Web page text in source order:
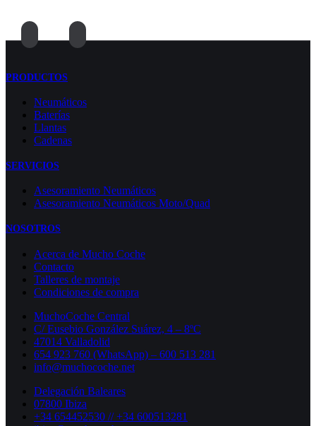
PRODUCTOS
Neumáticos
Baterías
Llantas
Cadenas
SERVICIOS
Asesoramiento Neumáticos
Asesoramiento Neumáticos Moto/Quad
NOSOTROS
Acerca de Mucho Coche
Contacto
Talleres de montaje
Condiciones de compra
MuchoCoche Central
C/ Eusebio González Suárez, 4 – 8ºC
47014 Valladolid
654 923 760 (WhatsApp) – 600 513 281
info@muchocoche.net
Delegación Baleares
07800 Ibiza
+34 654452530 // +34 600513281